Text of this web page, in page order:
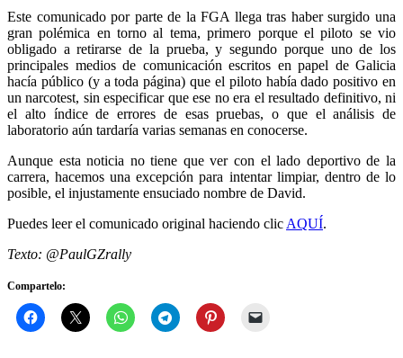
Este comunicado por parte de la FGA llega tras haber surgido una
gran polémica en torno al tema, primero porque el piloto se vio
obligado a retirarse de la prueba, y segundo porque uno de los
principales medios de comunicación escritos en papel de Galicia
hacía público (y a toda página) que el piloto había dado positivo en
un narcotest, sin especificar que ese no era el resultado definitivo, ni
el alto índice de errores de esas pruebas, o que el análisis de
laboratorio aún tardaría varias semanas en conocerse.
Aunque esta noticia no tiene que ver con el lado deportivo de la
carrera, hacemos una excepción para intentar limpiar, dentro de lo
posible, el injustamente ensuciado nombre de David.
Puedes leer el comunicado original haciendo clic AQUÍ.
Texto: @PaulGZrally
Compartelo: